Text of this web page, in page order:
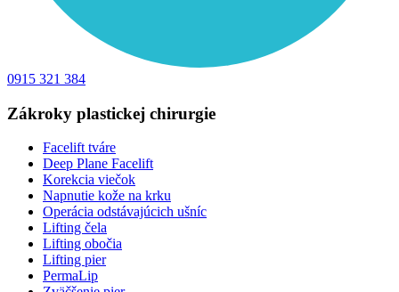
0915 321 384
Zákroky plastickej chirurgie
Facelift tváre
Deep Plane Facelift
Korekcia viečok
Napnutie kože na krku
Operácia odstávajúcich ušníc
Lifting čela
Lifting obočia
Lifting pier
PermaLip